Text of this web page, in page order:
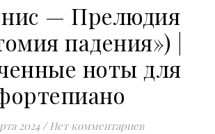
— Прелюдия
падения») |
ноты для
2024 / Нет комментариев